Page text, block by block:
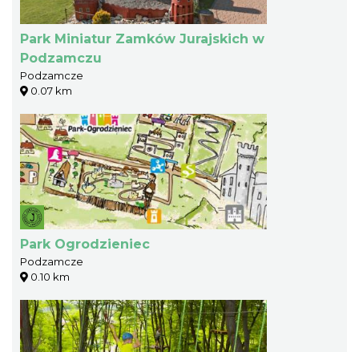
Park Miniatur Zamków Jurajskich w
Podzamczu
Podzamcze
0.07 km
Park Ogrodzieniec
Podzamcze
0.10 km